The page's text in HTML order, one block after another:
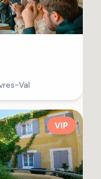
Val
VIP